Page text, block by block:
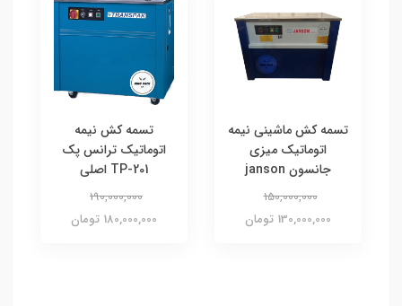
تسمه کش ماشینی نیمه
اتوماتیک میزی
جانسون janson
150,000,000
130,000,000 تومان
تسمه کش نیمه
اتوماتیک ترانس پک
TP-201 اصلی
190,000,000
180,000,000 تومان